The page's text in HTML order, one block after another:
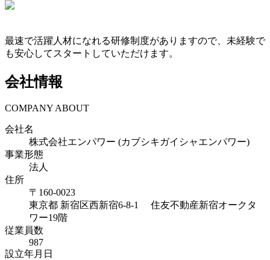
最速で活躍人材になれる研修制度がありますので、未経験で
も安心してスタートしていただけます。
会社情報
COMPANY ABOUT
会社名
株式会社エンパワー (カブシキガイシャエンパワー)
事業形態
法人
住所
〒 160-0023
東京都 新宿区西新宿6-8-1 住友不動産新宿オークタ
ワー19階
従業員数
987
設立年月日